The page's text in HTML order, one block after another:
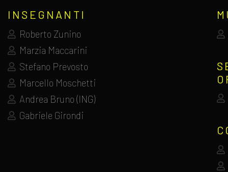
INSEGNANTI
Roberto Zunino
Marzia Maccarini
Stefano Prevosto
Marcello Moschetti
Andrea Bruno (ING)
Gabriele Girondi